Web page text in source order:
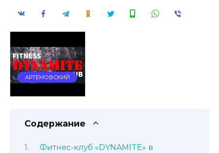
АРТЁМОВСКИЙ
Содержание
Фитнес-клуб «DYNAMITE» в